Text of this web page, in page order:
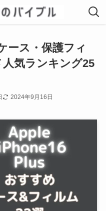
ース・保護フィ
気ランキング25
2024年9月16日